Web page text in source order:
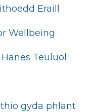
Eraill
Wellbeing
Teuluol
gyda phlant